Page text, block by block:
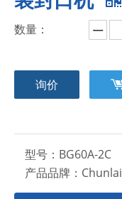
数量：
询价
型号： BG60A-2C
产品品牌： Chunlai